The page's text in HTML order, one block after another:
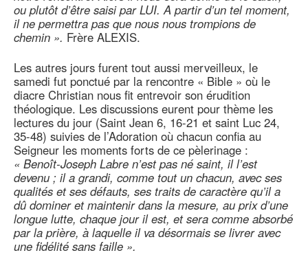
ou plutôt d’être saisi par LUI. A partir d’un tel moment,
il ne permettra pas que nous nous trompions de
chemin ». Frère ALEXIS.
Les autres jours furent tout aussi merveilleux, le
samedi fut ponctué par la rencontre « Bible » où le
diacre Christian nous fit entrevoir son érudition
théologique. Les discussions eurent pour thème les
lectures du jour (Saint Jean 6, 16-21 et saint Luc 24,
35-48) suivies de l’Adoration où chacun confia au
Seigneur les moments forts de ce pèlerinage :
« Benoît-Joseph Labre n’est pas né saint, il l’est
devenu ; il a grandi, comme tout un chacun, avec ses
qualités et ses défauts, ses traits de caractère qu’il a
dû dominer et maintenir dans la mesure, au prix d’une
longue lutte, chaque jour il est, et sera comme absorbé
par la prière, à laquelle il va désormais se livrer avec
une fidélité sans faille ».